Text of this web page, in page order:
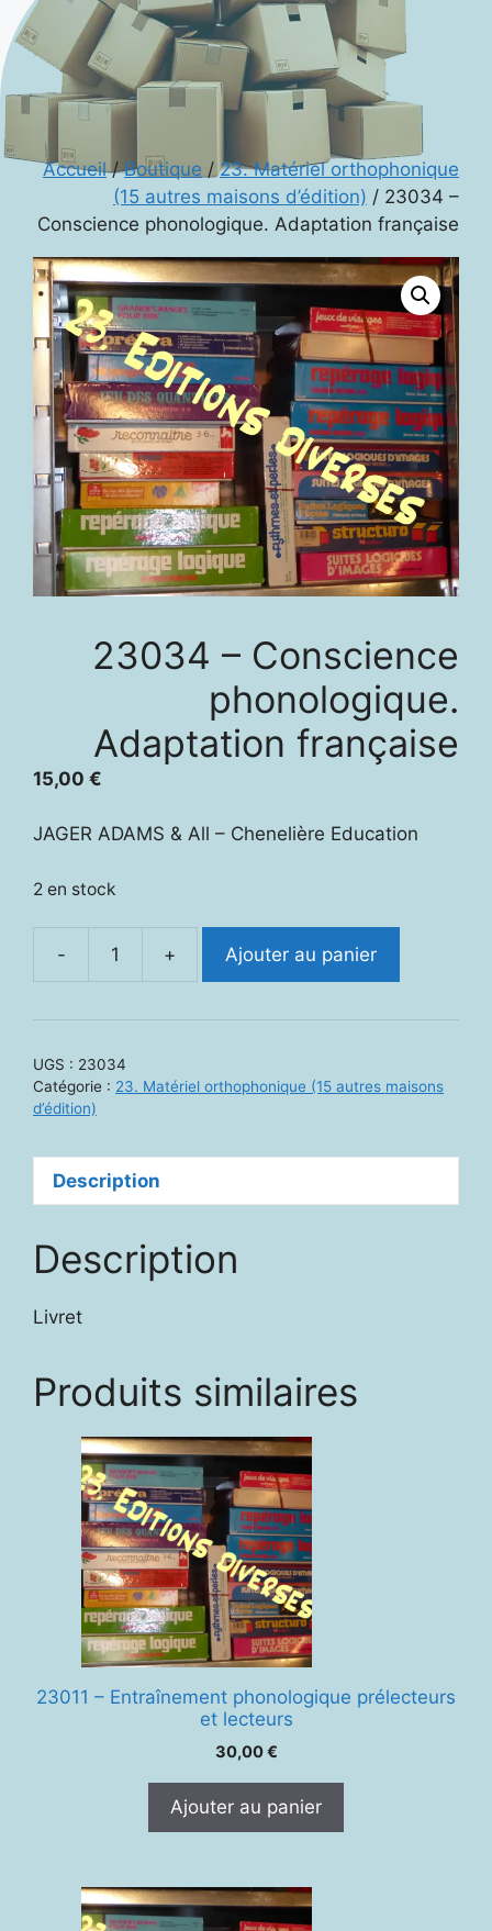
Accueil/Boutique /23. Matériel orthophonique
(15 autres maisons d’édition) / 23034 –
Conscience phonologique. Adaptation française
23034 – Conscience
phonologique.
Adaptation française
15,00 €
JAGER ADAMS & All – Chenelière Education
2 en stock
-
quantité
Conscience
française
+ Ajouter au panier
UGS : 23034
Catégorie : 23. Matériel orthophonique (15 autres maisons
d’édition)
Description
Description
Livret
Produits similaires
23011 – Entraînement phonologique prélecteurs
et lecteurs
30,00€
Ajouter au panier